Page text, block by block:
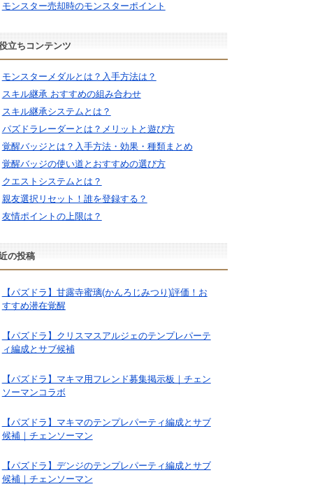
モンスター売却時のモンスターポイント
立ちコンテンツ
モンスターメダルとは？入手方法は？
スキル継承 おすすめの組み合わせ
スキル継承システムとは？
パズドラレーダーとは？メリットと遊び方
覚醒バッジとは？入手方法・効果・種類まとめ
覚醒バッジの使い道とおすすめの選び方
クエストシステムとは？
親友選択リセット！誰を登録する？
友情ポイントの上限は？
の投稿
【パズドラ】甘露寺蜜璃(かんろじみつり)評価！お
すすめ潜在覚醒
【パズドラ】クリスマスアルジェのテンプレパーテ
ィ編成とサブ候補
【パズドラ】マキマ用フレンド募集掲示板｜チェン
ソーマンコラボ
【パズドラ】マキマのテンプレパーティ編成とサブ
候補｜チェンソーマン
【パズドラ】デンジのテンプレパーティ編成とサブ
候補｜チェンソーマン